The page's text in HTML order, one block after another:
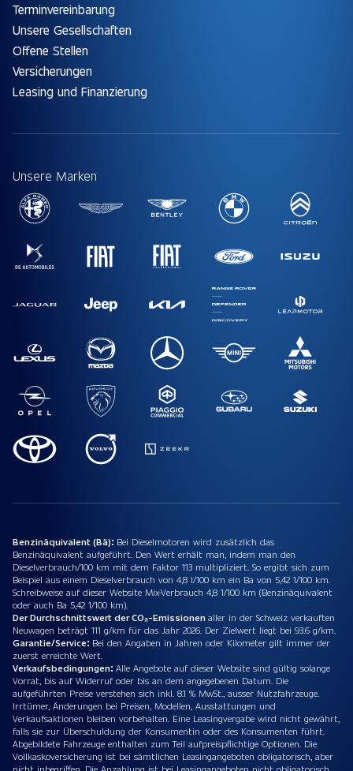
Terminvereinbarung
Unsere Gesellschaften
Offene Stellen
Versicherungen
Leasing und Finanzierung
Unsere Marken
Benzinäquivalent (Bä): Bei Dieselmotoren wird zusätzlich das
Benzinäquivalent aufgeführt. Den Wert erhält man, indem man den
Dieselverbrauch/100 km mit dem Faktor 113 multipliziert. So ergibt sich zum
Beispiel aus einem Dieselverbrauch von 4,8 l/100 km ein Ba von 5,42 1/100 km.
Schreibweise auf dieser Website Mix-Verbrauch 4,8 1/100 km (Benzinäquivalent
oder auch Ba 5,42 1/100 km).
Der Durchschnittswert der CO₂-Emissionenaller in der Schweiz verkauften
Neuwagen beträgt 111 g/km für das Jahr 2026. Der Zielwert liegt bei 93.6 g/km.
Garantie/Service: Bei den Angaben in Jahren oder Kilometer gilt immer der
zuerst erreichte Wert.
Verkaufsbedingungen: Alle Angebote auf dieser Website sind gültig solange
Vorrat, bis auf Widerruf oder bis an dem angegebenen Datum. Die
aufgeführten Preise verstehen sich inkl. 8.1 % MwSt., ausser Nutzfahrzeuge.
Irrtümer, Änderungen bei Preisen, Modellen, Ausstattungen und
Verkaufsaktionen bleiben vorbehalten. Eine Leasingvergabe wird nicht gewährt,
falls sie zur Überschuldung der Konsumentin oder des Konsumenten führt.
Abgebildete Fahrzeuge enthalten zum Teil aufpreispflichtige Optionen. Die
Vollkaskoversicherung ist bei sämtlichen Leasingangeboten obligatorisch, aber